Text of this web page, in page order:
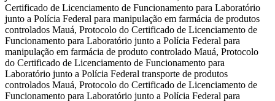
Certificado de Licenciamento de Funcionamento para Laboratório
junto a Polícia Federal para manipulação em farmácia de produtos
controlados Mauá, Protocolo do Certificado de Licenciamento de
Funcionamento para Laboratório junto a Polícia Federal para
manipulação em farmácia de produto controlado Mauá, Protocolo
do Certificado de Licenciamento de Funcionamento para
Laboratório junto a Polícia Federal transporte de produtos
controlados Mauá, Protocolo do Certificado de Licenciamento de
Funcionamento para Laboratório junto a Polícia Federal para